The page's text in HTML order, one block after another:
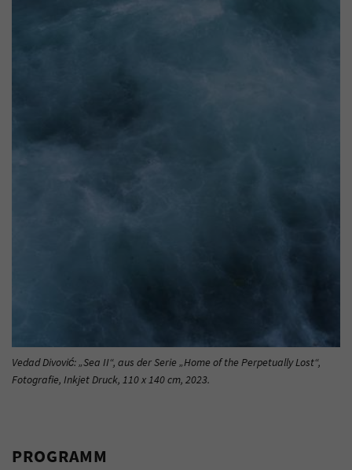
Vedad Divović: „Sea II“, aus der Serie „Home of the Perpetually Lost“,
Fotografie, Inkjet Druck, 110 x 140 cm, 2023.
PROGRAMM